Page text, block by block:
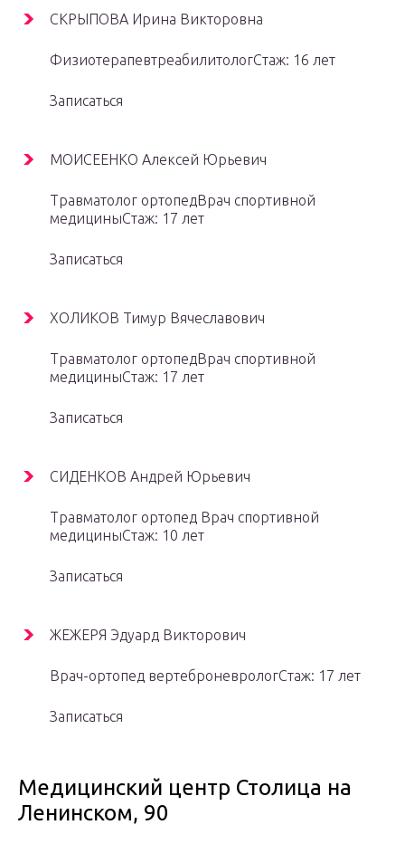
СКРЫПОВА Ирина Викторовна
ФизиотерапевтреабилитологСтаж: 16 лет
Записаться
МОИСЕЕНКО Алексей Юрьевич
Травматолог ортопедВрач спортивной
медициныСтаж: 17 лет
Записаться
ХОЛИКОВ Тимур Вячеславович
Травматолог ортопедВрач спортивной
медициныСтаж: 17 лет
Записаться
СИДЕНКОВ Андрей Юрьевич
Травматолог ортопед Врач спортивной
медициныСтаж: 10 лет
Записаться
ЖЕЖЕРЯ Эдуард Викторович
Врач-ортопед вертеброневрологСтаж: 17 лет
Записаться
Медицинский центр Столица на
Ленинском, 90